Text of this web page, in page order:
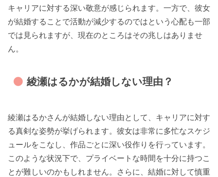
キャリアに対する深い敬意が感じられます。一方で、彼女
が結婚することで活動が減少するのではという心配も一部
では見られますが、現在のところはその兆しはありませ
ん。
綾瀬はるかが結婚しない理由？
綾瀬はるかさんが結婚しない理由として、キャリアに対す
る真剣な姿勢が挙げられます。彼女は非常に多忙なスケジ
ュールをこなし、作品ごとに深い役作りを行っています。
このような状況下で、プライベートな時間を十分に持つこ
とが難しいのかもしれません。さらに、結婚に対して慎重